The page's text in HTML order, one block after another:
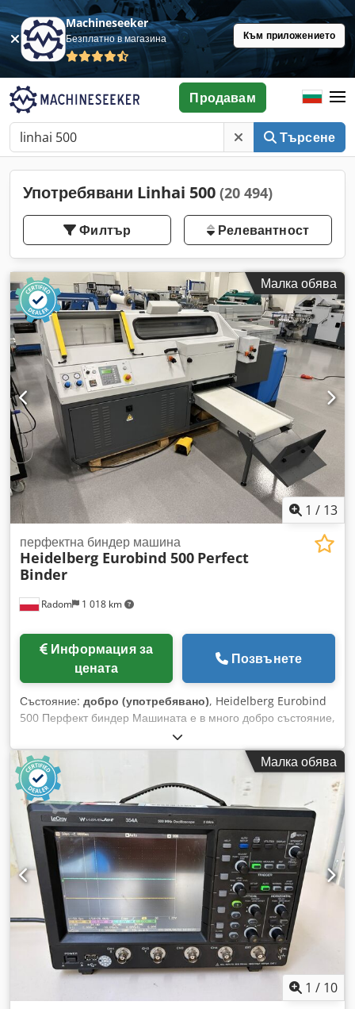
Machineseeker
Безплатно в магазина Към приложението
Търсене
Продавам
Употребявани Linhai 500 (20 494)
Филтър Релевантност
Малка обява
1 / 13
Radom 1 018 km
перфектна биндер машина
Heidelberg Eurobind 500 Perfect
Binder
Информация за
цената
Позвънете
Състояние: добро (употребявано), Heidelberg Eurobind
500 Перфект биндер Машината е в много добро състояние,
с нисък пробег, готова за работа. От държавна печатница.
Описание на производителя: Професионален биндер за
перфектно подвързване на книги с меки корици. Този
напълно автоматичен биндер се отличава с изключително
здрава конструкция и е оборудван с пистолет за топло
лепене, което го прави ефективен дори при малки и много
малки тиражи на книжки или страници. Heidelberg
Eurobind 500 е едночелюстен биндер с автоматично
подаване на корици, което позволява работа от един човек
и гарантира перфектно подвързани книги с постоянно
високо качество. Подвързва книги с дебелина от 2 до 50 мм
и дължина на гръбчето от 120 до 320 мм, с максимален
капацитет до 500 книги на час. Интегриран нож за
фрезоване. Автоматично подаване и биговане на кориците.
Комплектът включва документация, система за изсмукване
на отпадъци, компресор и електрическа система за
извеждане на книги. Dodpozrfcrjfx Am Sskr
Малка обява
1 / 10